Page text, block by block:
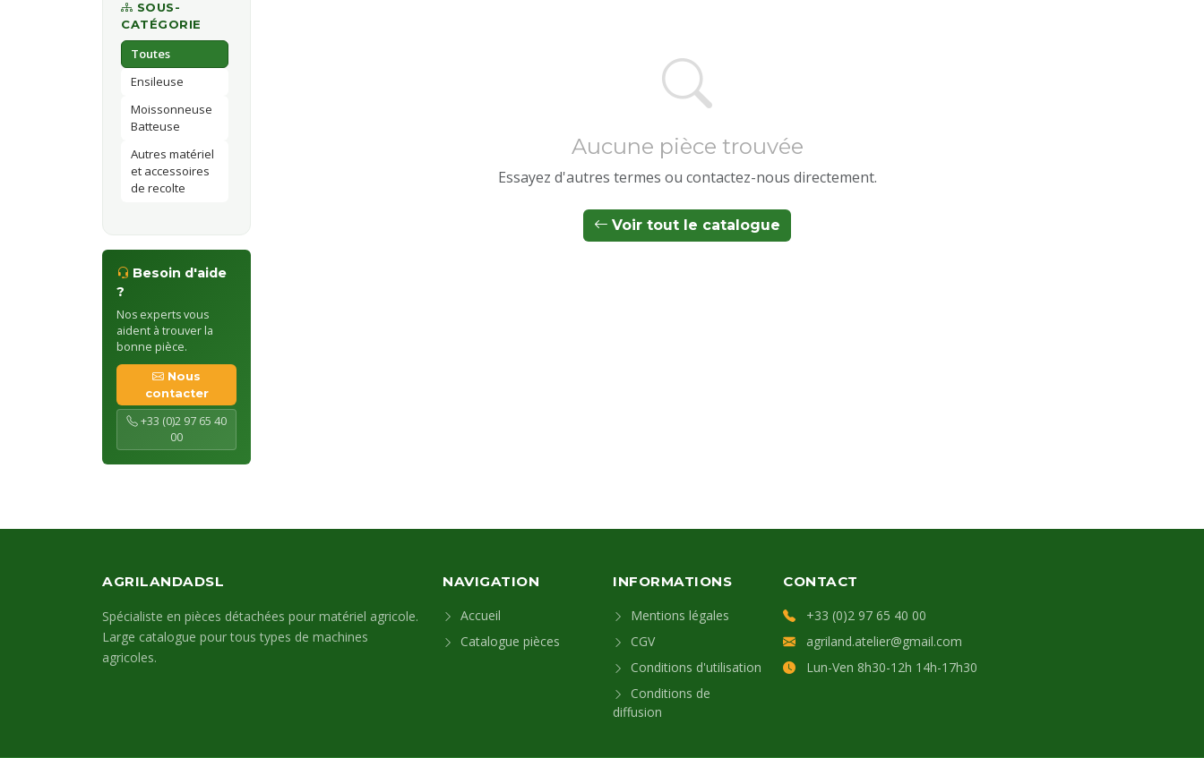
SOUS-
CATÉGORIE
Toutes
Ensileuse
Moissonneuse
Batteuse
Autres matériel
et accessoires
de recolte
Besoin d'aide
?
Nos experts vous
aident à trouver la
bonne pièce.
Nous
contacter
+33 (0)2 97 65 40
00
Aucune pièce trouvée
Essayez d'autres termes ou contactez-nous directement.
Voir tout le catalogue
AGRILANDADSL
Spécialiste en pièces détachées pour matériel agricole.
Large catalogue pour tous types de machines
agricoles.
NAVIGATION
Accueil
Catalogue pièces
INFORMATIONS
Mentions légales
CGV
Conditions d'utilisation
Conditions de
diffusion
CONTACT
+33 (0)2 97 65 40 00
agriland.atelier@gmail.com
Lun-Ven 8h30-12h 14h-17h30